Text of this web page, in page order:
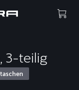
3-teilig